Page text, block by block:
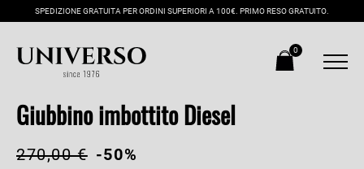
SPEDIZIONE GRATUITA PER ORDINI SUPERIORI A 100€. PRIMO RESO GRATUITO.
0
Giubbino imbottito Diesel
270,00 € -50%